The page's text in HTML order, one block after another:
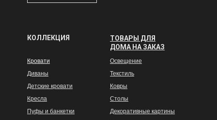
Освещение
Текстиль
Ковры
Столы
Декоративные картины
Кровати
Диваны
Детские кровати
Кресла
Пуфы и банкетки
ТОВАРЫ ДЛЯ
ДОМА НА ЗАКАЗ
КОЛЛЕКЦИЯ